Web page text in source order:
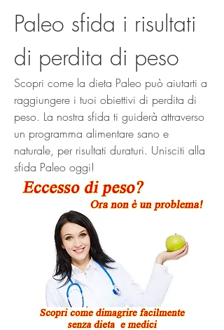
Paleo sfida i risultati
di perdita di peso
Scopri come la dieta Paleo può aiutarti a
raggiungere i tuoi obiettivi di perdita di
peso. La nostra sfida ti guiderà attraverso
un programma alimentare sano e
naturale, per risultati duraturi. Unisciti alla
sfida Paleo oggi!